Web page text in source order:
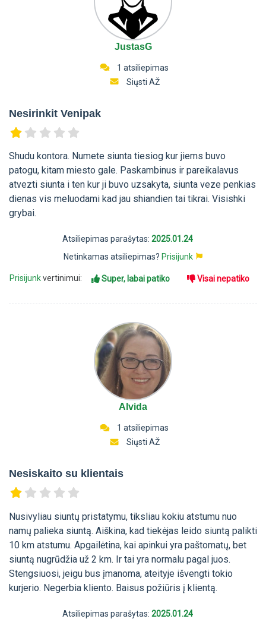
JustasG
1 atsiliepimas
Siųsti AŽ
Nesirinkit Venipak
Shudu kontora. Numete siunta tiesiog kur jiems buvo
patogu, kitam miesto gale. Paskambinus ir pareikalavus
atvezti siunta i ten kur ji buvo uzsakyta, siunta veze penkias
dienas vis meluodami kad jau shiandien tai tikrai. Visishki
grybai.
Atsiliepimas parašytas: 2025.01.24
Netinkamas atsiliepimas? Prisijunk
Prisijunkvertinimui: Super, labai patiko Visai nepatiko
Alvida
1 atsiliepimas
Siųsti AŽ
Nesiskaito su klientais
Nusivyliau siuntų pristatymu, tiksliau kokiu atstumu nuo
namų palieka siuntą. Aiškina, kad tiekėjas leido siuntą palikti
10 km atstumu. Apgailėtina, kai apinkui yra paštomatų, bet
siuntą nugrūdžia už 2 km. Ir tai yra normalu pagal juos.
Stengsiuosi, jeigu bus įmanoma, ateityje išvengti tokio
kurjerio. Negerbia kliento. Baisus požiūris į klientą.
Atsiliepimas parašytas: 2025.01.24